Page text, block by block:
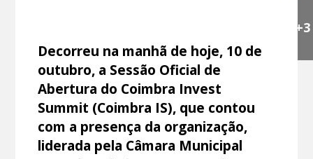
+3
Decorreu na manhã de hoje, 10 de
outubro, a Sessão Oficial de
Abertura do Coimbra Invest
Summit (Coimbra IS), que contou
com a presença da organização,
liderada pela Câmara Municipal